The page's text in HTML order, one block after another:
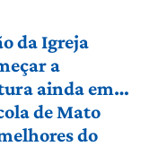
da Igreja
a
ainda em
de Mato
do